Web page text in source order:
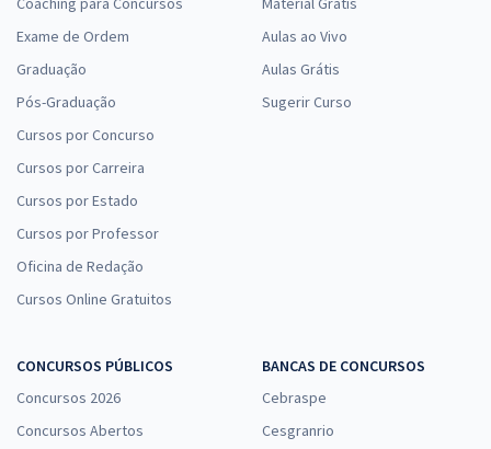
Exame de Ordem
Graduação
Pós-Graduação
Cursos por Concurso
Cursos por Carreira
Cursos por Estado
Cursos por Professor
Oficina de Redação
Cursos Online Gratuitos
Aulas ao Vivo
Aulas Grátis
Sugerir Curso
CONCURSOS PÚBLICOS
Concursos 2026
Concursos Abertos
BANCAS DE CONCURSOS
Cebraspe
Cesgranrio